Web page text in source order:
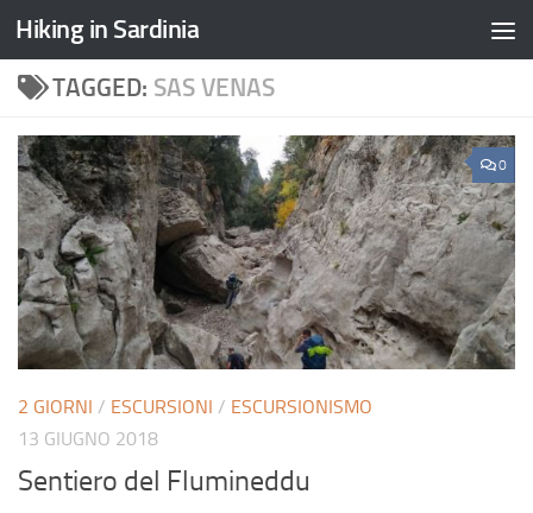
Hiking in Sardinia
TAGGED: SAS VENAS
0
2 GIORNI / ESCURSIONI / ESCURSIONISMO
13 GIUGNO 2018
Sentiero del Flumineddu